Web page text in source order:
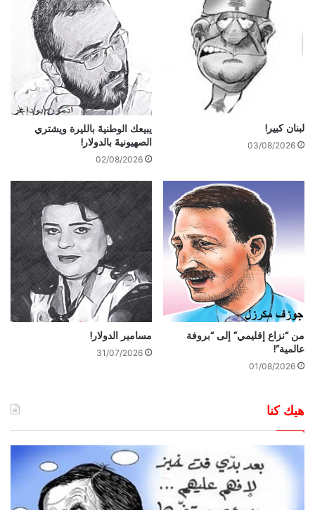
لبنان كبير!
03/08/2026
يبيعك الوطنيةَ بالليرة ويشتري
الصهيونيةَ بالدولار!
02/08/2026
من “نزاع إقليمي” إلى “بروفة
عالمية”!
01/08/2026
مسامير الدولار!
31/07/2026
هيك كنا